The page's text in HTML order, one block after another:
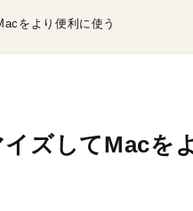
をより便利に使う
ズしてMacを